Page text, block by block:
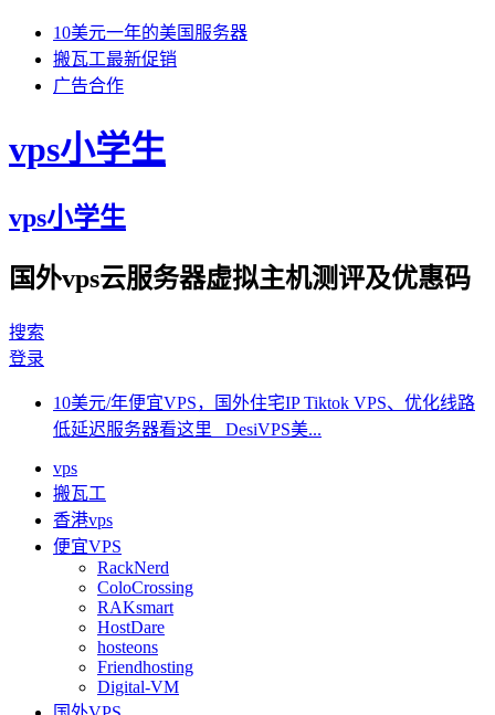
10美元一年的美国服务器
搬瓦工最新促销
广告合作
vps小学生
vps小学生
国外vps云服务器虚拟主机测评及优惠码
搜索
登录
10美元/年便宜VPS，国外住宅IP Tiktok VPS、优化线路
低延迟服务器看这里 DesiVPS美...
vps
搬瓦工
香港vps
便宜VPS
RackNerd
ColoCrossing
RAKsmart
HostDare
hosteons
Friendhosting
Digital-VM